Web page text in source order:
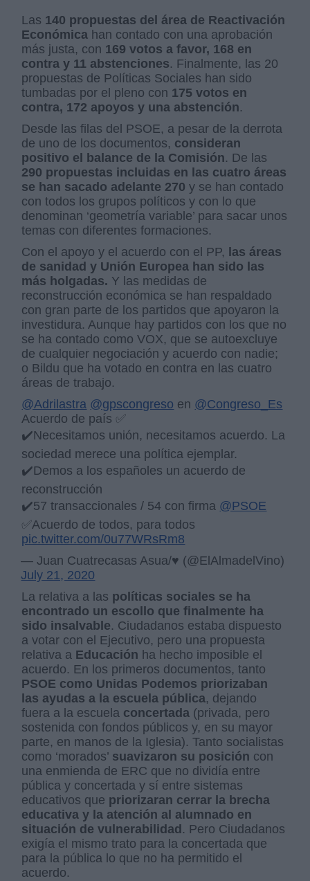
Las 140 propuestas del área de Reactivación
Económica han contado con una aprobación
más justa, con 169 votos a favor, 168 en
contra y 11 abstenciones. Finalmente, las 20
propuestas de Políticas Sociales han sido
tumbadas por el pleno con 175 votos en
contra, 172 apoyos y una abstención.
Desde las filas del PSOE, a pesar de la derrota
de uno de los documentos, consideran
positivo el balance de la Comisión. De las
290 propuestas incluidas en las cuatro áreas
se han sacado adelante 270 y se han contado
con todos los grupos políticos y con lo que
denominan ‘geometría variable’ para sacar unos
temas con diferentes formaciones.
Con el apoyo y el acuerdo con el PP,
las áreas
de sanidad y Unión Europea han sido las
más holgadas. Y las medidas de
reconstrucción económica se han respaldado
con gran parte de los partidos que apoyaron la
investidura. Aunque hay partidos con los que no
se ha contado como VOX, que se autoexcluye
de cualquier negociación y acuerdo con nadie;
o Bildu que ha votado en contra en las cuatro
áreas de trabajo.
@Adrilastra @gpscongreso en @Congreso_Es
Acuerdo de país ✅
✔️Necesitamos unión, necesitamos acuerdo. La
sociedad merece una política ejemplar.
✔️Demos a los españoles un acuerdo de
reconstrucción
✔️57 transaccionales / 54 con firma @PSOE
✅Acuerdo de todos, para todos
pic.twitter.com/0u77WRsRm8
— Juan Cuatrecasas Asua/♥️ (@ElAlmadelVino)
July 21, 2020
La relativa a las políticas sociales se ha
encontrado un escollo que finalmente ha
sido insalvable. Ciudadanos estaba dispuesto
a votar con el Ejecutivo, pero una propuesta
relativa a Educación ha hecho imposible el
acuerdo. En los primeros documentos, tanto
PSOE como Unidas Podemos priorizaban
las ayudas a la escuela pública, dejando
fuera a la escuela concertada (privada, pero
sostenida con fondos públicos y, en su mayor
parte, en manos de la Iglesia). Tanto socialistas
como ‘morados’ suavizaron su posición con
una enmienda de ERC que no dividía entre
pública y concertada y sí entre sistemas
educativos que priorizaran cerrar la brecha
educativa y la atención al alumnado en
situación de vulnerabilidad . Pero Ciudadanos
exigía el mismo trato para la concertada que
para la pública lo que no ha permitido el
acuerdo.